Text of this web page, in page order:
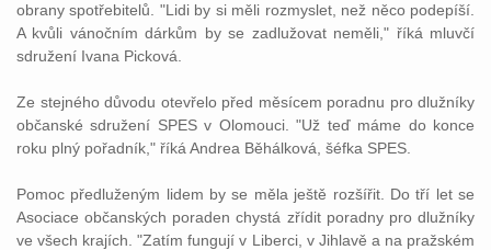
obrany spotřebitelů. "Lidi by si měli rozmyslet, než něco podepíší.
A kvůli vánočním dárkům by se zadlužovat neměli," říká mluvčí
sdružení Ivana Picková.
Ze stejného důvodu otevřelo před měsícem poradnu pro dlužníky
občanské sdružení SPES v Olomouci. "Už teď máme do konce
roku plný pořadník," říká Andrea Běhálková, šéfka SPES.
Pomoc předluženým lidem by se měla ještě rozšířit. Do tří let se
Asociace občanských poraden chystá zřídit poradny pro dlužníky
ve všech krajích. "Zatím fungují v Liberci, v Jihlavě a na pražském